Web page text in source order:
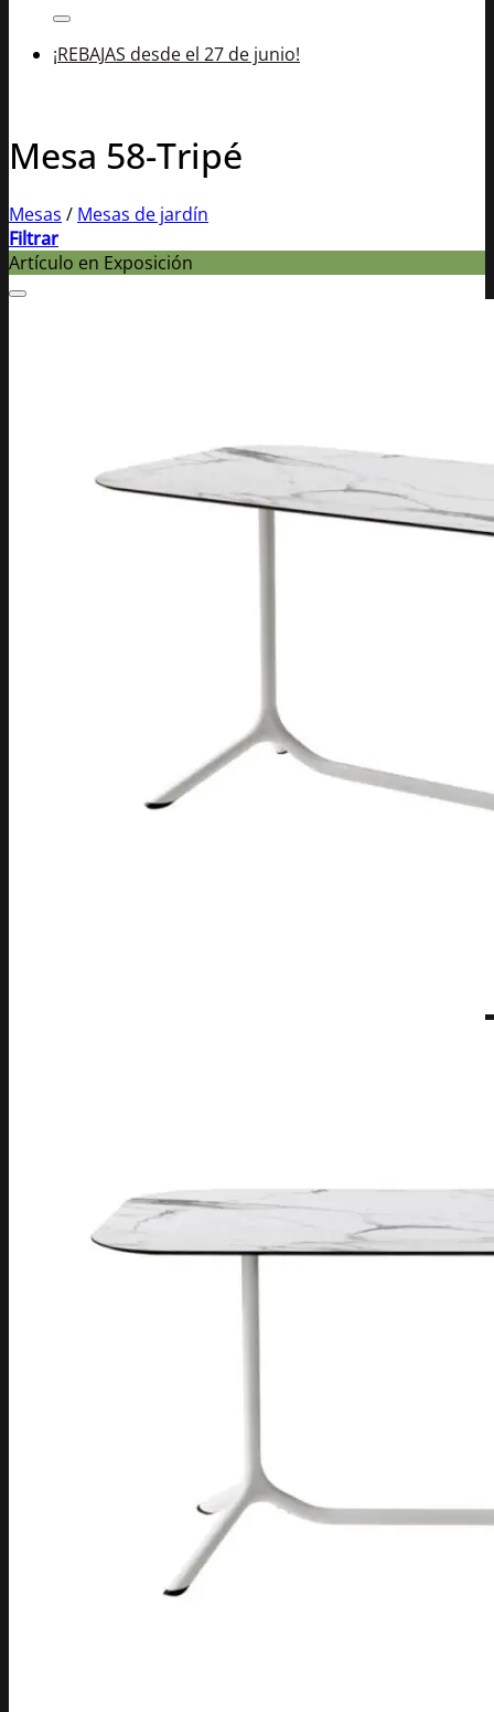
¡REBAJAS desde el 27 de junio!
Mesa 58-Tripé
Mesas / Mesas de jardín
Filtrar
Artículo en Exposición